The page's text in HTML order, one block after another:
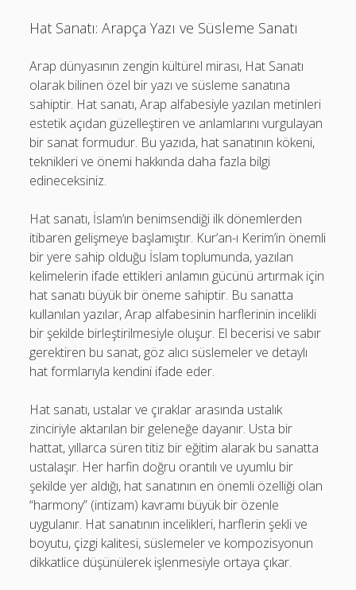
Hat Sanatı: Arapça Yazı ve Süsleme Sanatı
Arap dünyasının zengin kültürel mirası, Hat Sanatı
olarak bilinen özel bir yazı ve süsleme sanatına
sahiptir. Hat sanatı, Arap alfabesiyle yazılan metinleri
estetik açıdan güzelleştiren ve anlamlarını vurgulayan
bir sanat formudur. Bu yazıda, hat sanatının kökeni,
teknikleri ve önemi hakkında daha fazla bilgi
edineceksiniz.
Hat sanatı, İslam’ın benimsendiği ilk dönemlerden
itibaren gelişmeye başlamıştır. Kur’an-ı Kerim’in önemli
bir yere sahip olduğu İslam toplumunda, yazılan
kelimelerin ifade ettikleri anlamın gücünü artırmak için
hat sanatı büyük bir öneme sahiptir. Bu sanatta
kullanılan yazılar, Arap alfabesinin harflerinin incelikli
bir şekilde birleştirilmesiyle oluşur. El becerisi ve sabır
gerektiren bu sanat, göz alıcı süslemeler ve detaylı
hat formlarıyla kendini ifade eder.
Hat sanatı, ustalar ve çıraklar arasında ustalık
zinciriyle aktarılan bir geleneğe dayanır. Usta bir
hattat, yıllarca süren titiz bir eğitim alarak bu sanatta
ustalaşır. Her harfin doğru orantılı ve uyumlu bir
şekilde yer aldığı, hat sanatının en önemli özelliği olan
“harmony” (intizam) kavramı büyük bir özenle
uygulanır. Hat sanatının incelikleri, harflerin şekli ve
boyutu, çizgi kalitesi, süslemeler ve kompozisyonun
dikkatlice düşünülerek işlenmesiyle ortaya çıkar.